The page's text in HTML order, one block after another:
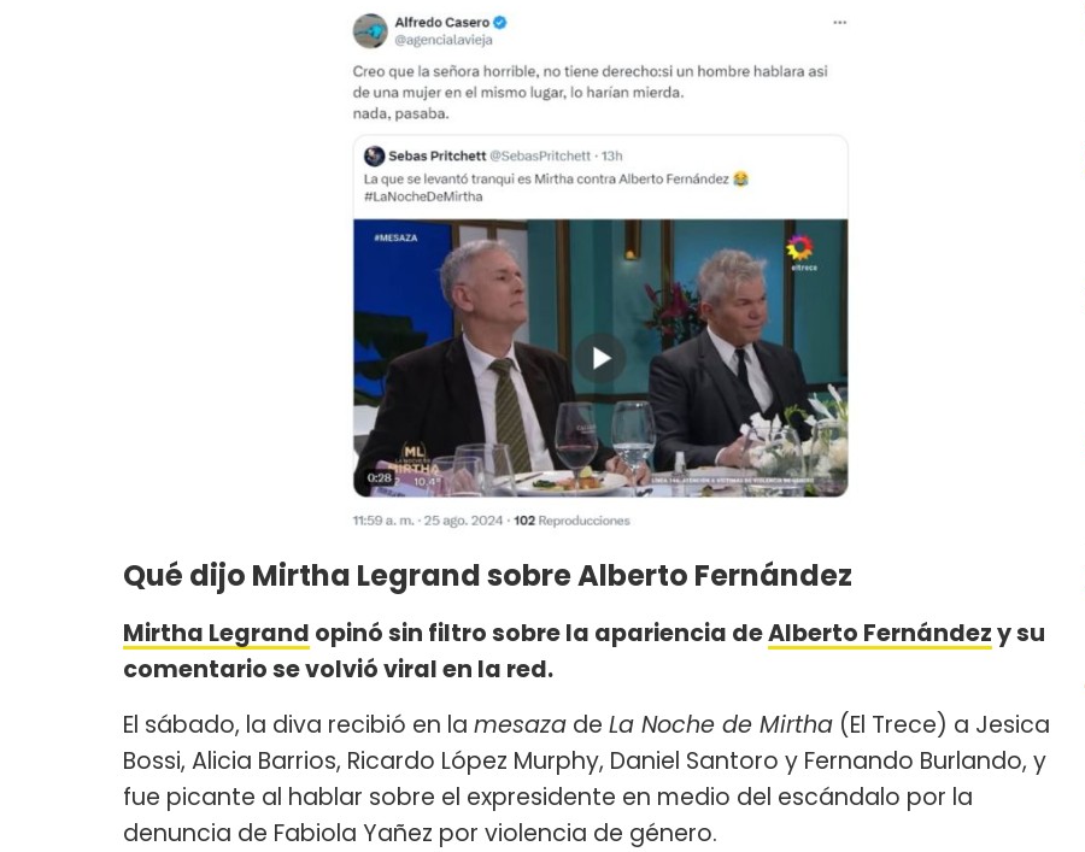
Qué dijo Mirtha Legrand sobre Alberto Fernández
Mirtha Legrand opinó sin filtro sobre la apariencia deAlberto Fernándezy su
comentario se volvió viral en la red.
El sábado, la diva recibió en la mesaza de La Noche de Mirtha (El Trece) a Jesica
Bossi, Alicia Barrios, Ricardo López Murphy, Daniel Santoro y Fernando Burlando, y
fue picante al hablar sobre el expresidente en medio del escándalo por la
denuncia de Fabiola Yañez por violencia de género.